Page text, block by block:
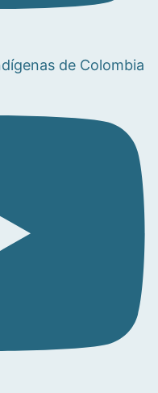
de Colombia